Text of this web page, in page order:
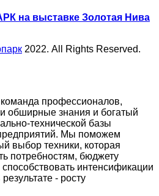
на выставке Золотая Нива
2022. All Rights Reserved.
команда профессионалов,
обширные знания и богатый
технической базы
Мы поможем
выбор техники, которая
потребностям, бюджету
интенсификации
- росту